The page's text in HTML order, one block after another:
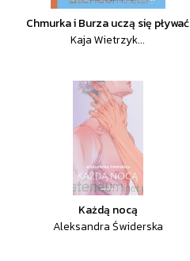
Chmurka i Burza uczą się pływać
Kaja Wietrzyk...
Każdą nocą
Aleksandra Świderska